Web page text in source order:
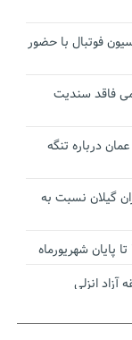
فوتبال با حضور
فاقد سندیت
درباره تنگه
گیلان نسبت به
انزلی